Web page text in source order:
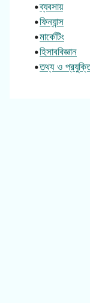
•ব্যবসায়
•ফিন্যান্স
•মার্কেটিং
•হিসাববিজ্ঞান
•তথ্য ও